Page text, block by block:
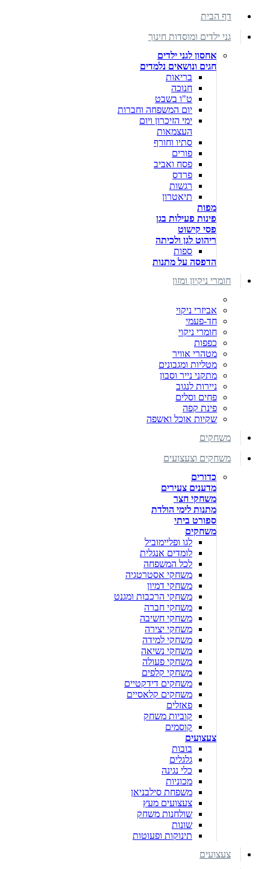
דף הבית
גני ילדים ומוסדות חינוך
אחסון לגני ילדים
חגים ונושאים נלמדים
בריאות
חנוכה
ט"ו בשבט
יום המשפחה וחברות
ימי הזיכרון ויום
העצמאות
סתיו וחורף
פורים
פסח ואביב
פרדס
רגשות
תיאטרון
מפות
פינות פעילות בגן
פסי קישוט
ריהוט לגן ולכיתה
ספות
הדפסה על מתנות
חומרי ניקיון ומזון
אביזרי ניקוי
חד-פעמי
חומרי ניקוי
כפפות
מטהרי אוויר
מטליות ומגבונים
מתקני נייר וסבון
ניירות לנגוב
פחים וסלים
פינת קפה
שקיות אוכל ואשפה
משחקים
משחקים וצעצועים
כדורים
מדענים צעירים
משחקי חצר
מתנות לימי הולדת
ספורט ביתי
משחקים
לגו ופליימוביל
לומדים אנגלית
לכל המשפחה
משחקי אסטרטגיה
משחקי דמיון
משחקי הרכבות ומגנט
משחקי חברה
משחקי חשיבה
משחקי יצירה
משחקי למידה
משחקי נשיאה
משחקי פעולה
משחקי קלפים
משחקים דידקטיים
משחקים קלאסיים
פאזלים
קוביות משחק
קוסמים
צעצועים
בובות
גלגלים
כלי נגינה
מכוניות
משפחת סילבניאן
צעצועים מעץ
שולחנות משחק
שונות
תינוקות ופעוטות
צעצועים